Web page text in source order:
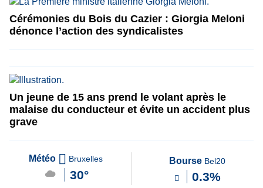
Cérémonies du Bois du Cazier : Giorgia Meloni
dénonce l’action des syndicalistes
Un jeune de 15 ans prend le volant après le
malaise du conducteur et évite un accident plus
grave
Météo Bruxelles
30°
Bourse Bel20
0.3%